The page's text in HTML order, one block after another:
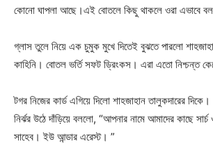
কোনো ঘাপলা আছে।এই বোতলে কিছু থাকলে ওরা এভাবে
গ্লাস তুলে নিয়ে এক চুমুক মুখে দিতেই বুঝতে পারলো
কাহিনি। বোতল ভর্তি সফট ড্রিংকস। এরা এতো নিশ্চন্ত
টগর নিজের কার্ড এগিয়ে দিলো শাহজাহান তালুকদারের দিকে।
নির্ঝর উঠে দাঁড়িয়ে বললো, “আপনার নামে আমাদের কাছে সার্চ
সাহেব। ইউ আন্ডার এরেস্ট। ”